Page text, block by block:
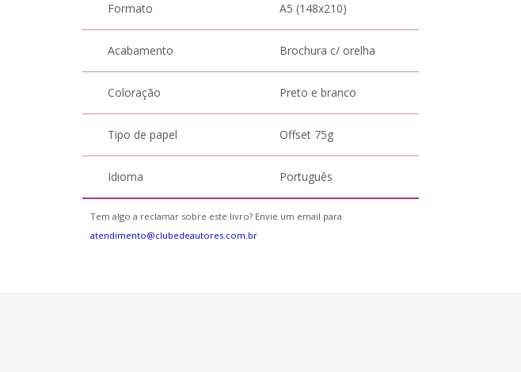
Formato A5 (148x210)
Acabamento Brochura c/ orelha
Coloração Preto e branco
Tipo de papel Offset 75g
Idioma Português
Tem algo a reclamar sobre este livro? Envie um email para
atendimento@clubedeautores.com.br